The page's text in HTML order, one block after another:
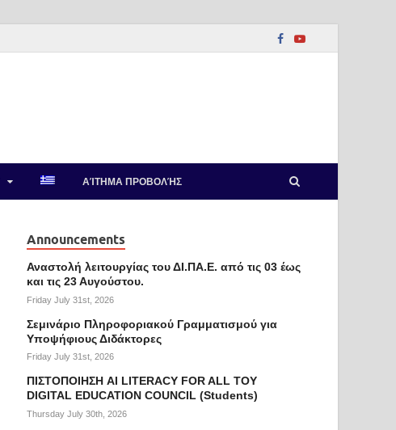
ΑΊΤΗΜΑ ΠΡΟΒΟΛΉΣ
Announcements
Αναστολή λειτουργίας του ΔΙ.ΠΑ.Ε. από τις 03 έως
και τις 23 Αυγούστου.
Friday July 31st, 2026
Σεμινάριο Πληροφοριακού Γραμματισμού για
Υποψήφιους Διδάκτορες
Friday July 31st, 2026
ΠΙΣΤΟΠΟΙΗΣΗ AI LITERACY FOR ALL ΤΟΥ
DIGITAL EDUCATION COUNCIL (Students)
Thursday July 30th, 2026